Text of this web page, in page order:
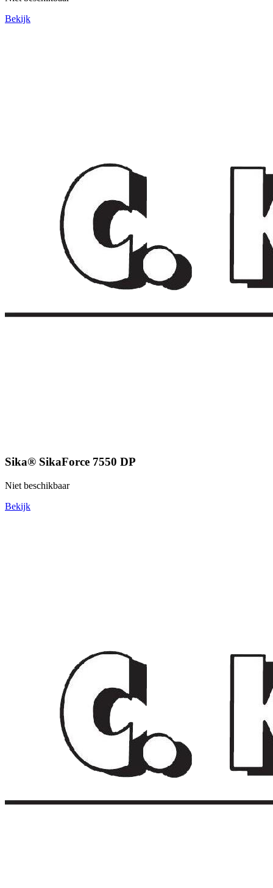
Bekijk
Sika® SikaForce 7550 DP
Niet beschikbaar
Bekijk